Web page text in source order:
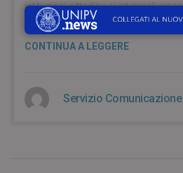
istituzioni cittadine si
facendo
CONTINUA A LEGGERE
Servizio Comunicazione